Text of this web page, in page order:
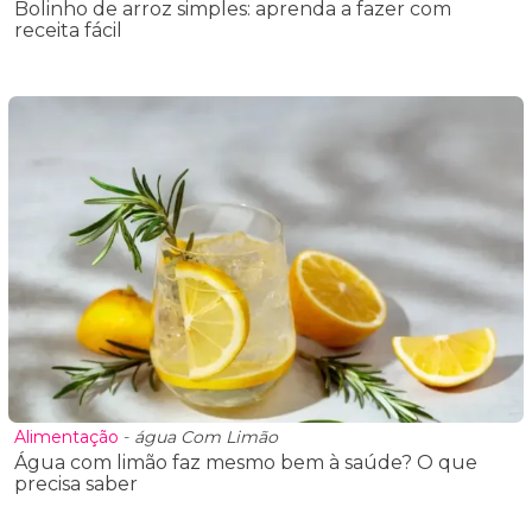
Bolinho de arroz simples: aprenda a fazer com
receita fácil
Alimentação - água Com Limão
Água com limão faz mesmo bem à saúde? O que
precisa saber